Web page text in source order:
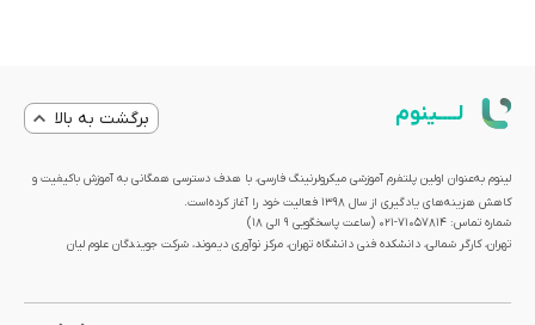
لــــینوم برگشت به بالا
لینوم به‌عنوان اولین پلتفرم آموزشی میکرولرنینگ فارسی، با هدف دسترسی همگانی به آموزش باکیفیت و
کاهش هزینه‌های یادگیری از سال 1398 فعالیت خود را آغاز کرده‌است.
شماره تماس: 71057814-021 (ساعت پاسخگویی ۹ الی ۱۸)
تهران، کارگر شمالی، دانشکده فنی دانشگاه تهران، مرکز نوآوری دیموند، شرکت جویندگان علوم لیان